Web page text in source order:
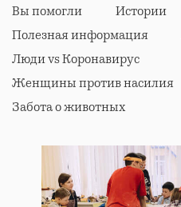
Вы помогли
Истории
Полезная информация
Люди vs Коронавирус
Женщины против насилия
Забота о животных